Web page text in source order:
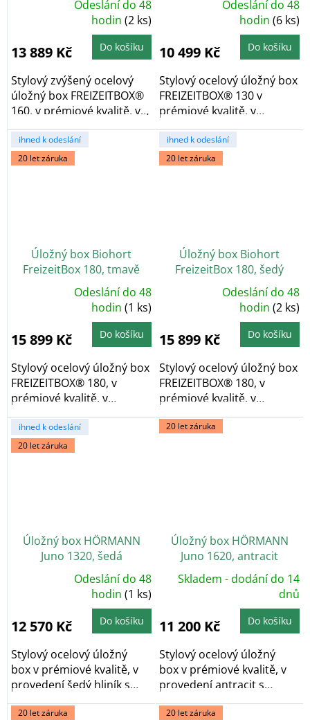
5,0
z
5
Odeslání do 48
hodin(2 ks)
13 889 Kč Do košíku
Stylový zvýšený ocelový
úložný box FREIZEITBOX®
160, v prémiové kvalitě, v
provedení...
5,0
z
5
Odeslání do 48
hodin(6 ks)
10 499 Kč Do košíku
Stylový ocelový úložný box
FREIZEITBOX® 130 v
prémiové kvalitě, v
provedení šedý křemen...
ihned k odeslání
20 let záruka
Úložný box Biohort
FreizeitBox 180, tmavě
šedá metalíza
5,0
z
5
Odeslání do 48
hodin(1 ks)
15 899 Kč Do košíku
Stylový ocelový úložný box
FREIZEITBOX® 180, v
prémiové kvalitě, v
provedení tmavě šedá...
ihned k odeslání
20 let záruka
Úložný box Biohort
FreizeitBox 180, šedý
křemen metalíza
5,0
z
5
Odeslání do 48
hodin(2 ks)
15 899 Kč Do košíku
Stylový ocelový úložný box
FREIZEITBOX® 180, v
prémiové kvalitě, v
provedení šedý...
ihned k odeslání
20 let záruka
Úložný box HÖRMANN
Juno 1320, šedá
5,0
z
5
Odeslání do 48
hodin(1 ks)
12 570 Kč Do košíku
Stylový ocelový úložný
box v prémiové kvalitě, v
provedení šedý hliník s
otvíracím...
20 let záruka
Úložný box HÖRMANN
Juno 1620, antracit
Skladem - dodání do 14
dnů
11 200 Kč Do košíku
Stylový ocelový úložný
box v prémiové kvalitě, v
provedení antracit s
otvíracím horním...
20 let záruka 20 let záruka